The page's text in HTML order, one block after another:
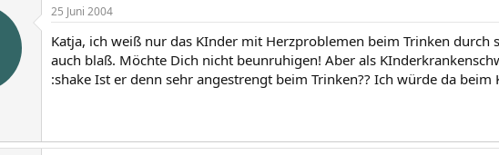
25 Juni 2004
Katja, ich weiß nur das KInder mit Herzproblemen beim Trinken durch
auch blaß. Möchte Dich nicht beunruhigen! Aber als
:shake Ist er denn sehr angestrengt beim Trinken?? Ich würde da